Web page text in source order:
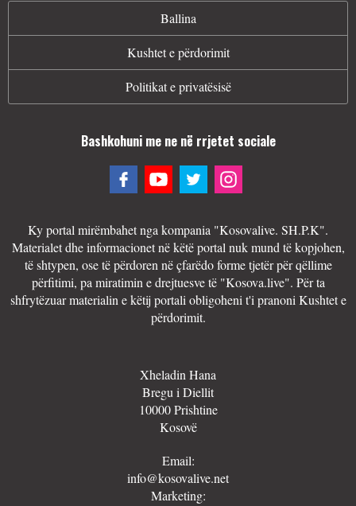
Ballina
Kushtet e përdorimit
Politikat e privatësisë
Bashkohuni me ne në rrjetet sociale
Ky portal mirëmbahet nga kompania "Kosovalive. SH.P.K".
Materialet dhe informacionet në këtë portal nuk mund të kopjohen,
të shtypen, ose të përdoren në çfarëdo forme tjetër për qëllime
përfitimi, pa miratimin e drejtuesve të "Kosova.live". Për ta
shfrytëzuar materialin e këtij portali obligoheni t'i pranoni Kushtet e
përdorimit.
Xheladin Hana
Bregu i Diellit
10000 Prishtine
Kosovë
Email:
info@kosovalive.net
Marketing: